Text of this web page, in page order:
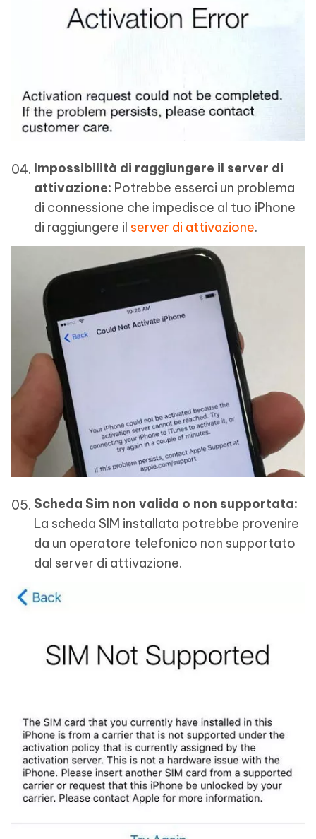
Impossibilità di raggiungere il server di
attivazione: Potrebbe esserci un problema
di connessione che impedisce al tuo iPhone
di raggiungere il server di attivazione.
Scheda Sim non valida o non supportata:
La scheda SIM installata potrebbe provenire
da un operatore telefonico non supportato
dal server di attivazione.